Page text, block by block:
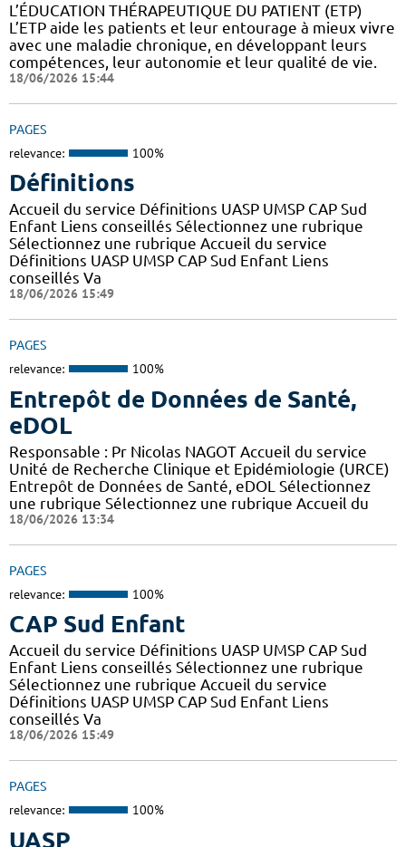
L’ÉDUCATION THÉRAPEUTIQUE DU PATIENT (ETP)
L’ETP aide les patients et leur entourage à mieux vivre
avec une maladie chronique, en développant leurs
compétences, leur autonomie et leur qualité de vie.
18/06/2026 15:44
PAGES
relevance: 100%
Définitions
Accueil du service Définitions UASP UMSP CAP Sud
Enfant Liens conseillés Sélectionnez une rubrique
Sélectionnez une rubrique Accueil du service
Définitions UASP UMSP CAP Sud Enfant Liens
conseillés Va
18/06/2026 15:49
PAGES
relevance: 100%
Entrepôt de Données de Santé,
eDOL
Responsable : Pr Nicolas NAGOT Accueil du service
Unité de Recherche Clinique et Epidémiologie (URCE)
Entrepôt de Données de Santé, eDOL Sélectionnez
une rubrique Sélectionnez une rubrique Accueil du
18/06/2026 13:34
PAGES
relevance: 100%
CAP Sud Enfant
Accueil du service Définitions UASP UMSP CAP Sud
Enfant Liens conseillés Sélectionnez une rubrique
Sélectionnez une rubrique Accueil du service
Définitions UASP UMSP CAP Sud Enfant Liens
conseillés Va
18/06/2026 15:49
PAGES
relevance: 100%
UASP